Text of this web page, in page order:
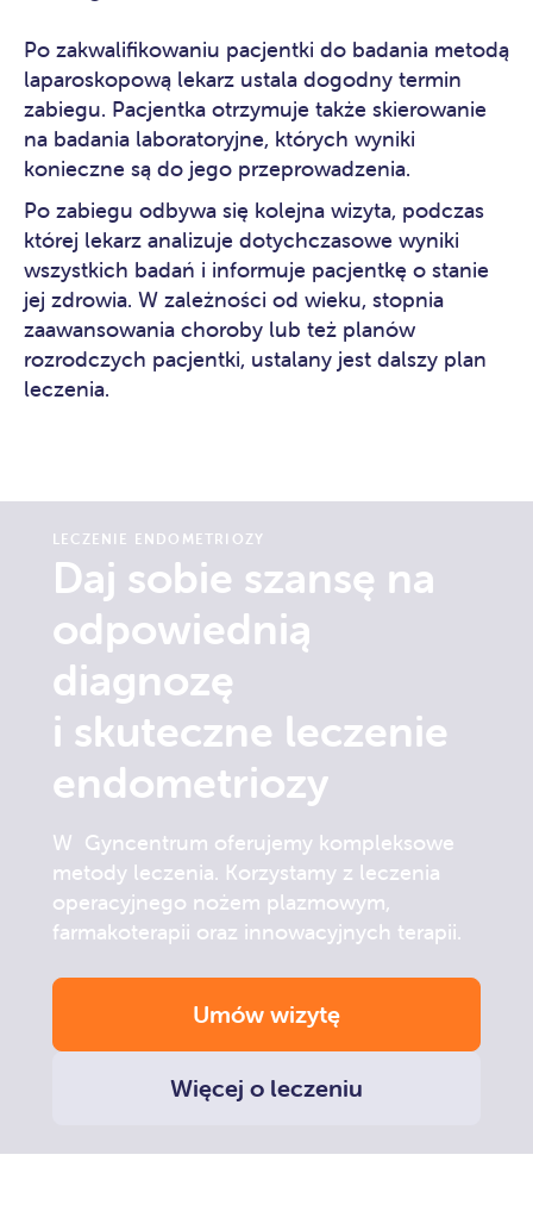
Po zakwalifikowaniu pacjentki do badania metodą
laparoskopową lekarz ustala dogodny termin
zabiegu. Pacjentka otrzymuje także skierowanie
na badania laboratoryjne, których wyniki
konieczne są do jego przeprowadzenia.
Po zabiegu odbywa się kolejna wizyta, podczas
której lekarz analizuje dotychczasowe wyniki
wszystkich badań i informuje pacjentkę o stanie
jej zdrowia. W zależności od wieku, stopnia
zaawansowania choroby lub też planów
rozrodczych pacjentki, ustalany jest dalszy plan
leczenia.
LECZENIE ENDOMETRIOZY
Daj sobie szansę na
odpowiednią
diagnozę
i skuteczne leczenie
endometriozy
W Gyncentrum oferujemy kompleksowe
metody leczenia. Korzystamy z leczenia
operacyjnego nożem plazmowym,
farmakoterapii oraz innowacyjnych terapii.
Umów wizytę
Więcej o leczeniu